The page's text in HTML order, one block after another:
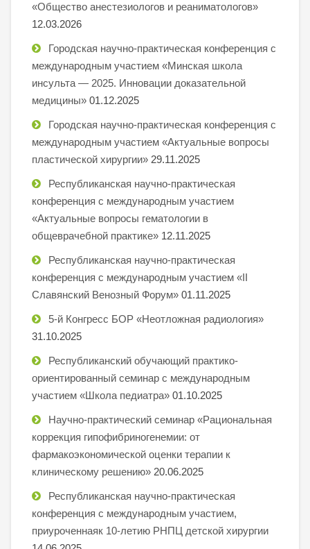
«Общество анестезиологов и реаниматологов»
12.03.2026
Городская научно-практическая конференция с
международным участием «Минская школа
инсульта — 2025. Инновации доказательной
медицины» 01.12.2025
Городская научно-практическая конференция с
международным участием «Актуальные вопросы
пластической хирургии» 29.11.2025
Республиканская научно-практическая
конференция с международным участием
«Актуальные вопросы гематологии в
общеврачебной практике» 12.11.2025
Республиканская научно-практическая
конференция с международным участием «II
Славянский Венозный Форум» 01.11.2025
5-й Конгресс БОР «Неотложная радиология»
31.10.2025
Республиканский обучающий практико-
ориентированный семинар с международным
участием «Школа педиатра» 01.10.2025
Научно-практический семинар «Рациональная
коррекция гипофибриногенемии: от
фармакоэкономической оценки терапии к
клиническому решению» 20.06.2025
Республиканская научно-практическая
конференция с международным участием,
приуроченнаяк 10-летию РНПЦ детской хирургии